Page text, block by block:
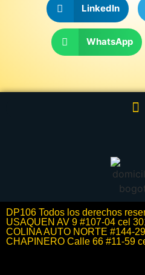
LinkedIn
WhatsApp
DP106 Todos los derechos
USAQUEN AV 9 #107-04 cel
COLINA AUTO NORTE #144-
CHAPINERO Calle 66 #11-59